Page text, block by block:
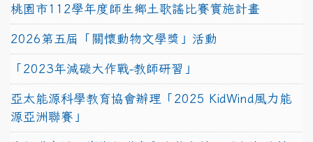
桃園市112學年度師生鄉土歌謠比賽實施計畫
2026第五屆「關懷動物文學獎」活動
「2023年減碳大作戰-教師研習」
亞太能源科學教育協會辦理「2025 KidWind風力能
源亞洲聯賽」